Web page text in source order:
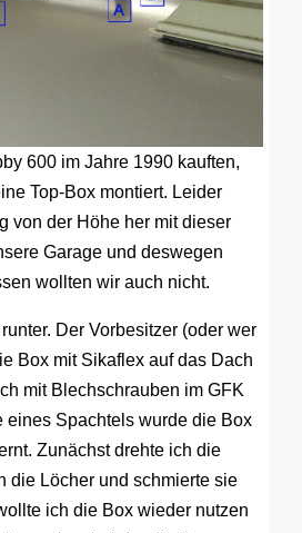
600 im Jahre 1990 kauften,
Top-Box montiert. Leider
von der Höhe her mit dieser
Garage und deswegen
wollten wir auch nicht.
Der Vorbesitzer (oder wer
Box mit Sikaflex auf das Dach
mit Blechschrauben im GFK
eines Spachtels wurde die Box
Zunächst drehte ich die
die Löcher und schmierte sie
ich die Box wieder nutzen